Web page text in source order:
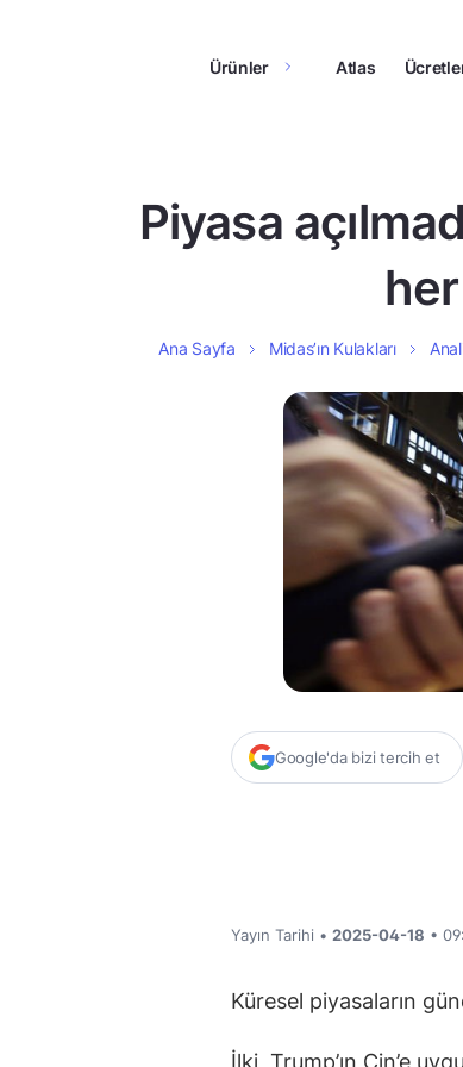
Ürünler Atlas
Piyasa
Ana Sayfa Midas’ın Kulakları
Google'da bizi tercih et
Yayın Tarihi • 2025-04-18 •
Küresel piyasaların
İlki Trump’ın Çin’e